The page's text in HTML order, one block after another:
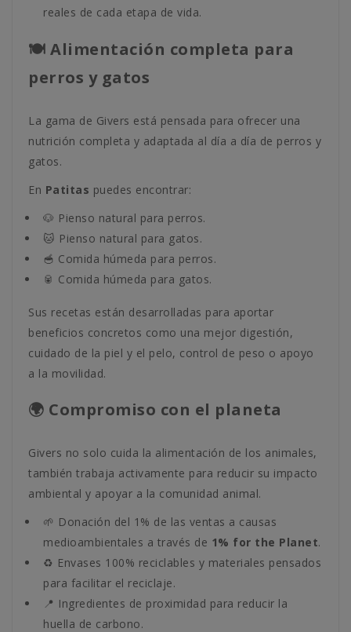
reales de cada etapa de vida.
🍽️ Alimentación completa para
perros y gatos
La gama de Givers está pensada para ofrecer una
nutrición completa y adaptada al día a día de perros y
gatos.
En Patitas puedes encontrar:
🐶 Pienso natural para perros.
🐱 Pienso natural para gatos.
🥣 Comida húmeda para perros.
🥫 Comida húmeda para gatos.
Sus recetas están desarrolladas para aportar
beneficios concretos como una mejor digestión,
cuidado de la piel y el pelo, control de peso o apoyo
a la movilidad.
🌍 Compromiso con el planeta
Givers no solo cuida la alimentación de los animales,
también trabaja activamente para reducir su impacto
ambiental y apoyar a la comunidad animal.
🌱 Donación del 1% de las ventas a causas
medioambientales a través de 1% for the Planet.
♻️ Envases 100% reciclables y materiales pensados
para facilitar el reciclaje.
📍 Ingredientes de proximidad para reducir la
huella de carbono.